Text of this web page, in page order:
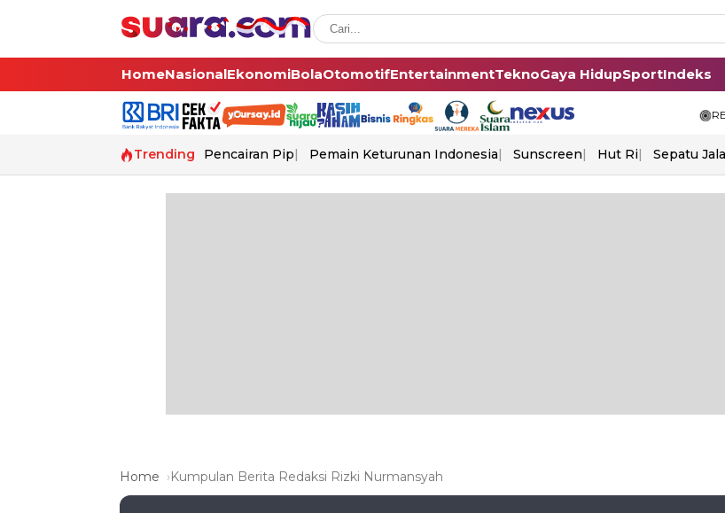
HomeNasionalEkonomiBolaOtomotifEntertainmentTeknoGaya HidupSportIndeks
Trending Pencairan Pip Pemain Keturunan Indonesia Sunscreen Hut Ri Sepatu
Home Kumpulan Berita Redaksi Rizki Nurmansyah